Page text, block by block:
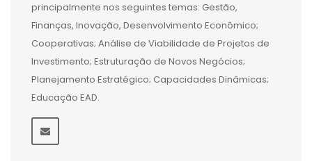
principalmente nos seguintes temas: Gestão,
Finanças, Inovação, Desenvolvimento Econômico;
Cooperativas; Análise de Viabilidade de Projetos de
Investimento; Estruturação de Novos Negócios;
Planejamento Estratégico; Capacidades Dinâmicas;
Educação EAD.